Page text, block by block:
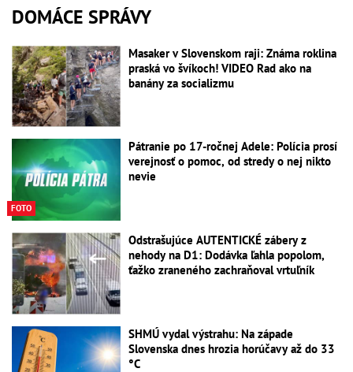
DOMÁCE SPRÁVY
Masaker v Slovenskom raji: Známa roklina
praská vo švíkoch! VIDEO Rad ako na
banány za socializmu
FOTO
Pátranie po 17-ročnej Adele: Polícia prosí
verejnosť o pomoc, od stredy o nej nikto
nevie
Odstrašujúce AUTENTICKÉ zábery z
nehody na D1: Dodávka ľahla popolom,
ťažko zraneného zachraňoval vrtuľník
SHMÚ vydal výstrahu: Na západe
Slovenska dnes hrozia horúčavy až do 33
°C